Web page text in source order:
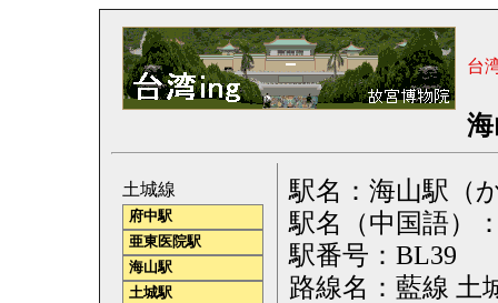
台
駅名：海山駅（
駅名（中国語）
駅番号：BL39
路線名：藍線 土
土城線
府中駅
亜東医院駅
海山駅
土城駅